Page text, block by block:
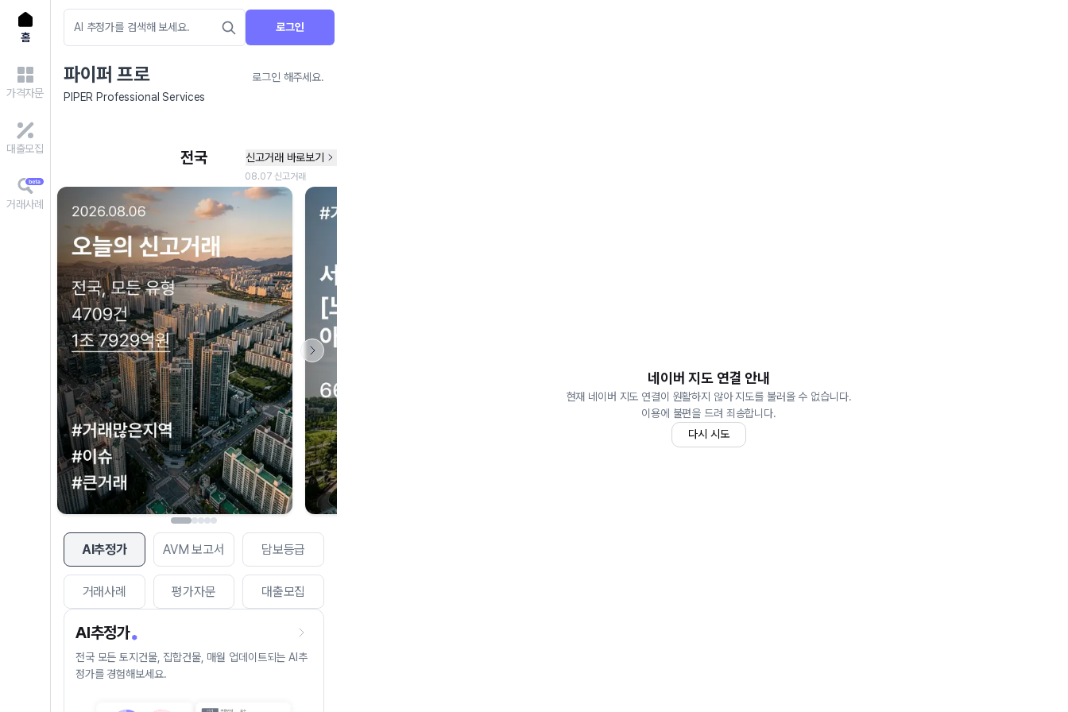
홈
가격자문
대출모집
거래사례
로그인
파이퍼 프로
로그인 해주세요.
PIPER Professional Services
AI추정가 AVM 보고서 담보등급
거래사례 평가자문 대출모집
AI추정가
전국 모든 토지건물, 집합건물, 매월 업데이트되는 AI추
정가를 경험해보세요.
네이버 지도 연결 안내
현재 네이버 지도 연결이 원활하지 않아 지도를 불러올 수 없습니다.
이용에 불편을 드려 죄송합니다.
다시 시도